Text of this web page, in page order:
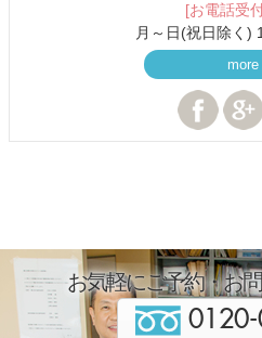
[お電話受
月～日(祝日除く)
more
お気軽にご予約・お